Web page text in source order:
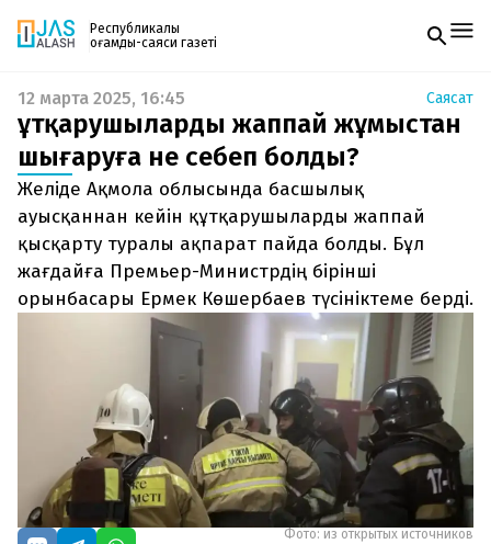
Республикалық
қоғамдық-саяси газеті
Жаңалықтар
Спорт
Live
Руханият
Аймақ
Архив
Заң және тәртіп
Редакциямен байланыс
+7 708 604 51 06
+7 701 220 64 52
zhasalash100@gmail.com
Газетке жазылу
PDF форматтағы газетті ай сайын электронды
поштаңызға алып отырыңыз. Жаңа нөмір
шыққан сәтте сізге бірден жіберіледі. Тек email
енгізіңіз, біз қалғанын өзіміз жібереміз.
12 марта 2025, 16:45 Саясат
Құтқарушыларды жаппай жұмыстан
шығаруға не себеп болды?
Желіде Ақмола облысында басшылық
ауысқаннан кейін құтқарушыларды жаппай
қысқарту туралы ақпарат пайда болды. Бұл
жағдайға Премьер-Министрдің бірінші
орынбасары Ермек Көшербаев түсініктеме берді.
Фото: из открытых источников